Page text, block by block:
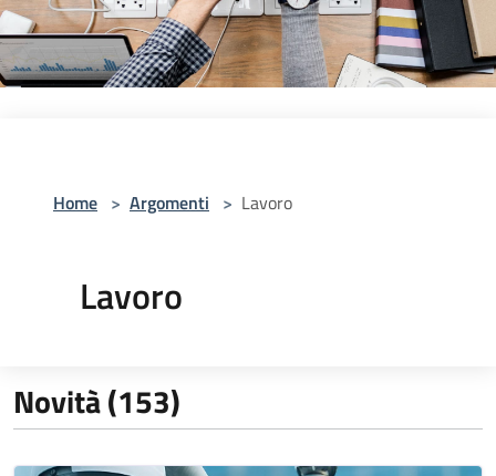
Home > Argomenti > Lavoro
Lavoro
Novità (153)